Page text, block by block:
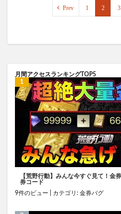
Prev 1 2 3
月間アクセスランキングTOP5
【荒野行動】みんな今すぐ見て！金
券コード
9件のビュー
カテゴリ: 金券バグ